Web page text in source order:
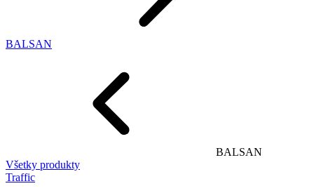
BALSAN
BALSAN
Všetky produkty
Traffic